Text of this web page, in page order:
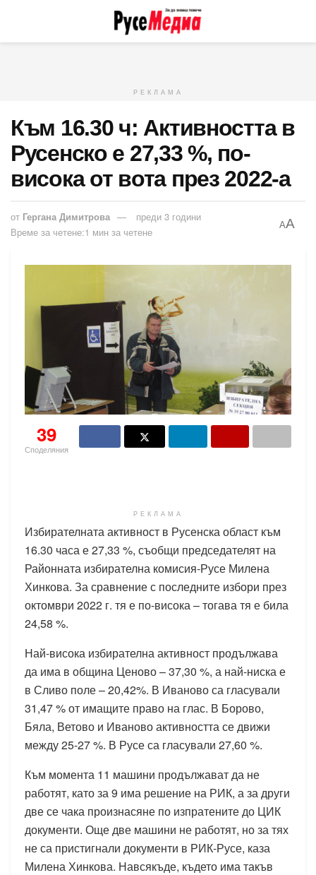
РЕКЛАМА
Към 16.30 ч: Активността в
Русенско е 27,33 %, по-
висока от вота през 2022-а
от Гергана Димитрова
преди 3 години
Време за четене:1 мин за четене
AA
39
Споделяния
РЕКЛАМА
Избирателната активност в Русенска област към
16.30 часа е 27,33 %, съобщи председателят на
Районната избирателна комисия-Русе Милена
Хинкова. За сравнение с последните избори през
октомври 2022 г. тя е по-висока – тогава тя е била
24,58 %.
Най-висока избирателна активност продължава
да има в община Ценово – 37,30 %, а най-ниска е
в Сливо поле – 20,42%. В Иваново са гласували
31,47 % от имащите право на глас. В Борово,
Бяла, Ветово и Иваново активността се движи
между 25-27 %. В Русе са гласували 27,60 %.
Към момента 11 машини продължават да не
работят, като за 9 има решение на РИК, а за други
две се чака произнасяне по изпратените до ЦИК
документи. Още две машини не работят, но за тях
не са пристигнали документи в РИК-Русе, каза
Милена Хинкова. Навсякъде, където има такъв